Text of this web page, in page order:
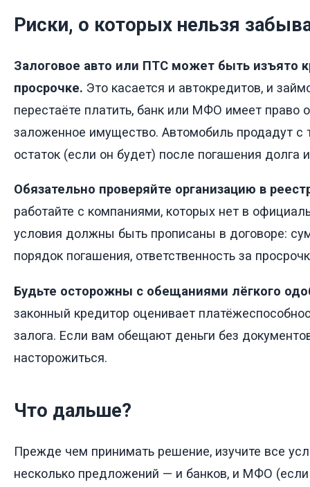
Риски, о которых нельзя
Залоговое авто или ПТС может быть изъято
просрочке. Это касается и автокредитов, и
перестаёте платить, банк или МФО имеет право
заложенное имущество. Автомобиль продадут с
остаток (если он будет) после погашения долга
Обязательно проверяйте организацию в
работайте с компаниями, которых нет в
условия должны быть прописаны в договоре:
порядок погашения, ответственность за
Будьте осторожны с обещаниями лёгкого
законный кредитор оценивает
залога. Если вам обещают деньги без
насторожиться.
Что дальше?
Прежде чем принимать решение, изучите все
несколько предложений — и банков, и МФО